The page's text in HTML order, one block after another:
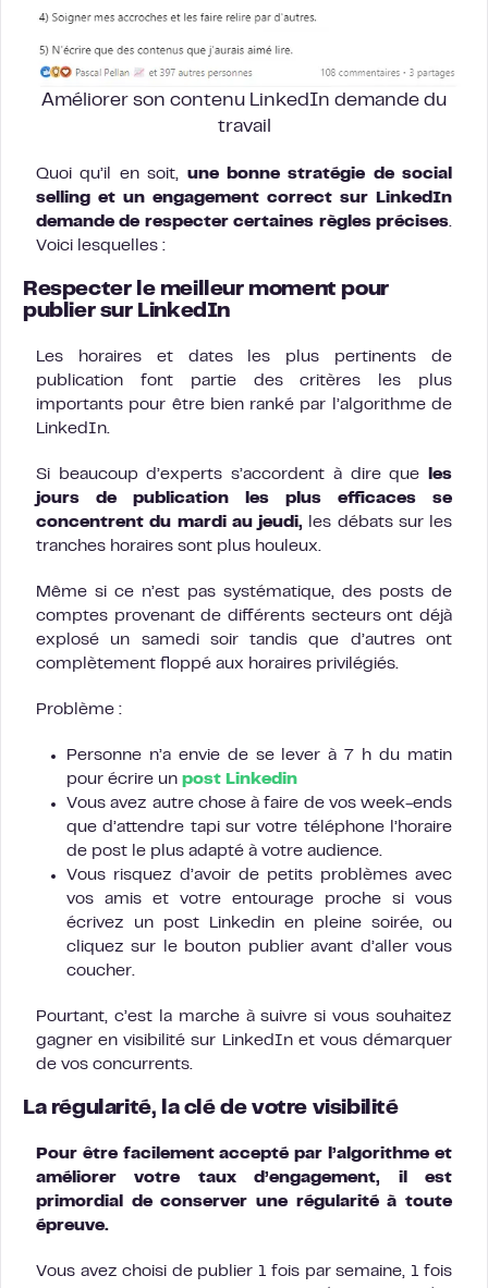
Améliorer son contenu LinkedIn demande du
travail
Quoi qu’il en soit, une bonne stratégie de social
selling et un engagement correct sur LinkedIn
demande de respecter certaines règles précises.
Voici lesquelles :
Respecter le meilleur moment pour
publier sur LinkedIn
Les horaires et dates les plus pertinents de
publication font partie des critères les plus
importants pour être bien ranké par l’algorithme de
LinkedIn.
Si beaucoup d’experts s’accordent à dire que
les
jours de publication les plus efficaces se
concentrent du mardi au jeudi, les débats sur les
tranches horaires sont plus houleux.
Même si ce n’est pas systématique, des posts de
comptes provenant de différents secteurs ont déjà
explosé un samedi soir tandis que d’autres ont
complètement floppé aux horaires privilégiés.
Problème :
Personne n’a envie de se lever à 7 h du matin
pour écrire un post Linkedin
Vous avez autre chose à faire de vos week-ends
que d’attendre tapi sur votre téléphone l’horaire
de post le plus adapté à votre audience.
Vous risquez d’avoir de petits problèmes avec
vos amis et votre entourage proche si vous
écrivez un post Linkedin en pleine soirée, ou
cliquez sur le bouton publier avant d’aller vous
coucher.
Pourtant, c’est la marche à suivre si vous souhaitez
gagner en visibilité sur LinkedIn et vous démarquer
de vos concurrents.
La régularité, la clé de votre visibilité
Pour être facilement accepté par l’algorithme et
améliorer votre taux d’engagement, il est
primordial de conserver une régularité à toute
épreuve.
Vous avez choisi de publier 1 fois par semaine, 1 fois